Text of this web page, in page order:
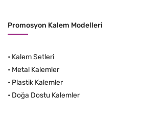
Promosyon Kalem Modelleri
• Kalem Setleri
• Metal Kalemler
• Plastik Kalemler
• Doğa Dostu Kalemler